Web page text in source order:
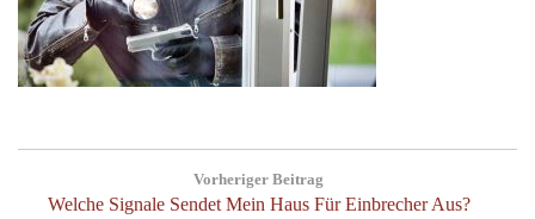
Vorheriger Beitrag
Previous
Welche Signale Sendet Mein Haus Für Einbrecher Aus?